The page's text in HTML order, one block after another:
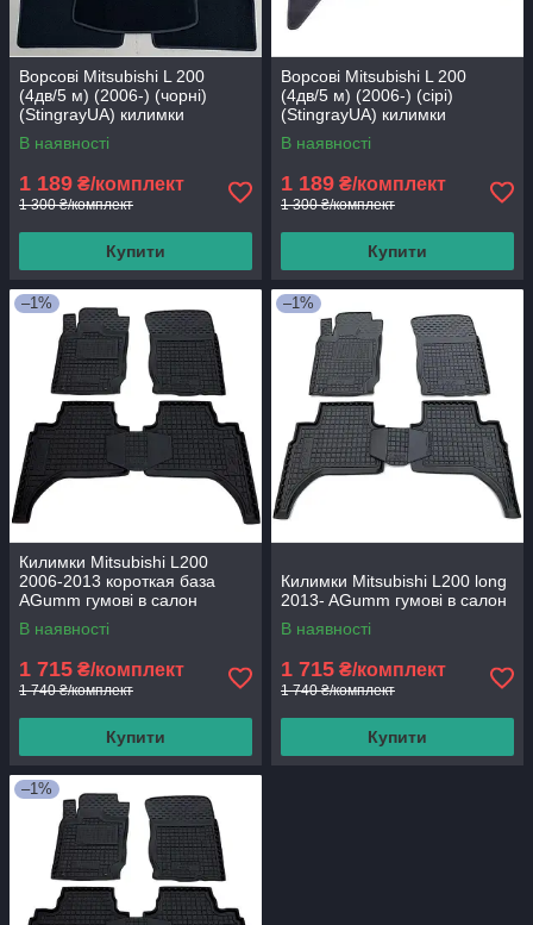
Ворсові Mitsubishi L 200
(4дв/5 м) (2006-) (чорні)
(StingrayUA) килимки
текстильні в салон авто
В наявності
1 189 ₴/комплект
1 300 ₴/комплект
Купити
Ворсові Mitsubishi L 200
(4дв/5 м) (2006-) (сірі)
(StingrayUA) килимки
текстильні в салон авто
В наявності
1 189 ₴/комплект
1 300 ₴/комплект
Купити
–1%
Килимки Mitsubishi L200
2006-2013 короткая база
AGumm гумові в салон
В наявності
1 715 ₴/комплект
1 740 ₴/комплект
Купити
–1%
Килимки Mitsubishi L200 long
2013- AGumm гумові в салон
В наявності
1 715 ₴/комплект
1 740 ₴/комплект
Купити
–1%